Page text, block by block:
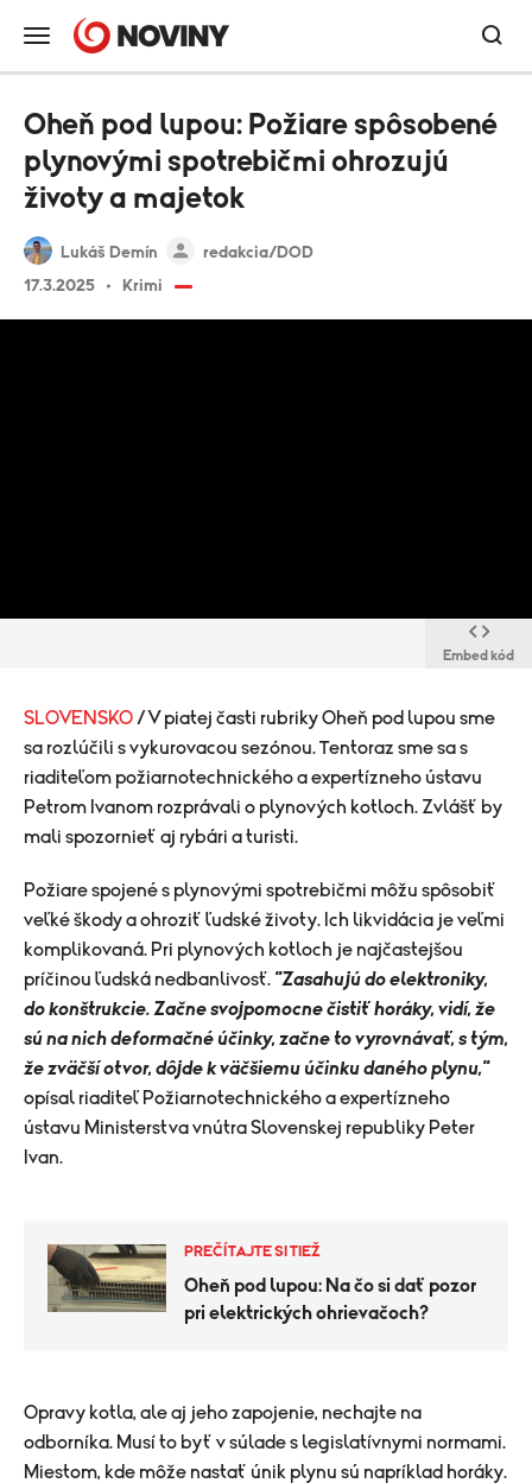
Lukáš Demín
redakcia/DOD
17.3.2025
Krimi
Oheň pod lupou: Požiare spôsobené
plynovými spotrebičmi ohrozujú
životy a majetok
Embed kód
SLOVENSKO / V piatej časti rubriky Oheň pod lupou sme
sa rozlúčili s vykurovacou sezónou. Tentoraz sme sa s
riaditeľom požiarnotechnického a expertízneho ústavu
Petrom Ivanom rozprávali o plynových kotloch. Zvlášť by
mali spozornieť aj rybári a turisti.
​Požiare spojené s plynovými spotrebičmi môžu spôsobiť
veľké škody a ohroziť ľudské životy. Ich likvidácia je veľmi
komplikovaná. Pri plynových kotloch je najčastejšou
príčinou ľudská nedbanlivosť. "Zasahujú do elektroniky,
do konštrukcie. Začne svojpomocne čistiť horáky, vidí, že
sú na nich deformačné účinky, začne to vyrovnávať, s tým,
že zväčší otvor, dôjde k väčšiemu účinku daného plynu,"
opísal riaditeľ Požiarnotechnického a expertízneho
ústavu Ministerstva vnútra Slovenskej republiky Peter
Ivan.
PREČÍTAJTE SI TIEŽ
Oheň pod lupou: Na čo si dať pozor
pri elektrických ohrievačoch?
​Opravy kotla, ale aj jeho zapojenie, nechajte na
odborníka. Musí to byť v súlade s legislatívnymi normami.
Miestom, kde môže nastať únik plynu sú napríklad horáky.